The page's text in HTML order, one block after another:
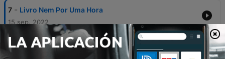
7 - Livro Nem Por Uma Hora
15 sep. 2022
- Livro: Nem Por Uma Hora / Mudança Radical
13 sep. 2022